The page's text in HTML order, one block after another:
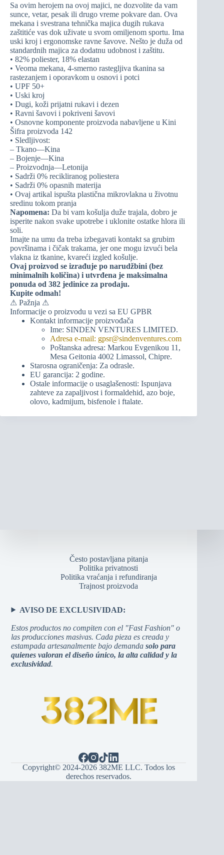
Sa ovim herojem na ovoj majici, ne dozvolite da vam
sunce, vetar, pesak ili drugo vreme pokvare dan. Ova
mekana i svestrana tehnička majica dugih rukava
zaštitiće vas dok uživate u svom omiljenom sportu. Ima
uski kroj i ergonomske ravne šavove. Nešto je duža od
standardnih majica za dodatnu udobnost i zaštitu.
• 82% poliester, 18% elastan
• Veoma mekana, 4-smerno rastegljiva tkanina sa
rastezanjem i oporavkom u osnovi i potci
• UPF 50+
• Uski kroj
• Dugi, koži prijatni rukavi i dezen
• Ravni šavovi i pokriveni šavovi
• Osnovne komponente proizvoda nabavljene u Kini
Šifra proizvoda 142
• Sledljivost:
– Tkano—Kina
– Bojenje—Kina
– Proizvodnja—Letonija
• Sadrži 0% recikliranog poliestera
• Sadrži 0% opasnih materija
• Ovaj artikal ispušta plastična mikrovlakna u životnu
sredinu tokom pranja
Napomena: Da bi vam košulja duže trajala, dobro je
isperite nakon svake upotrebe i uklonite ostatke hlora ili
soli.
Imajte na umu da treba izbegavati kontakt sa grubim
površinama i čičak trakama, jer one mogu izvući bela
vlakna iz tkanine, kvareći izgled košulje.
Ovaj proizvod se izrađuje po narudžbini (bez
minimalnih količina) i utvrđena je maksimalna
ponuda od 382 jedinice za prodaju.
Kupite odmah!
⚠ Pažnja ⚠
Informacije o proizvodu u vezi sa EU GPBR
Kontakt informacije proizvođača
Ime: SINDEN VENTURES LIMITED.
Adresa e-mail: gpsr@sindenventures.com
Poštanska adresa: Markou Evgenikou 11,
Mesa Geitonia 4002 Limassol, Chipre.
Starosna ograničenja: Za odrasle.
EU garancija: 2 godine.
Ostale informacije o usaglašenosti: Ispunjava
zahteve za zapaljivost i formaldehid, azo boje,
olovo, kadmijum, bisfenole i ftalate.
Često postavljana pitanja
Politika privatnosti
Politika vraćanja i refundiranja
Trajnost proizvoda
AVISO DE EXCLUSIVIDAD:
Estos productos no compiten con el "Fast Fashion" o
las producciones masivas. Cada pieza es creada y
estampada artesanalmente bajo demandasolo para
quienes valoran el diseño único, la alta calidad y la
exclusividad.
Copyright© 2024-2026 382ME LLC. Todos los
derechos reservados.